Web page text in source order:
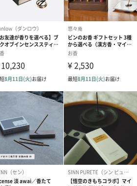
めとするお線香や、お香・フレグラン
るメーカー。約450年の歴史を持つ日本
として、『香りあるこころ豊かな暮ら
自の香文化や供養文化の継承・発展に取